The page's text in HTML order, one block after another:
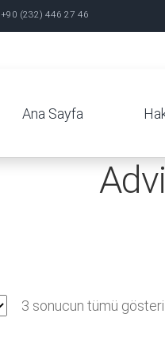
+90 (232) 446 27 46
Ana Sayfa
3 sonucun tümü